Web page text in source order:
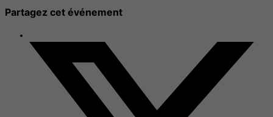
Partagez cet événement